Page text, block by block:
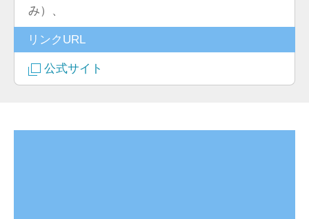
み）、
リンクURL
公式サイト